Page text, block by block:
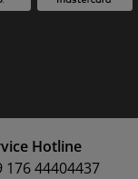
Hotline
176 44404437